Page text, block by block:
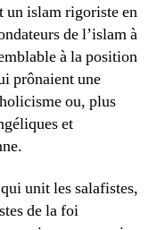
un islam rigoriste en
de l’islam à
à la position
prônaient une
ou, plus
et
unit les salafistes,
de la foi